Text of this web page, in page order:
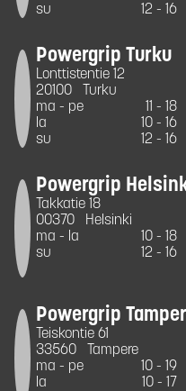
su
12 - 16
Powergrip Turku
Lonttistentie 12
20100
Turku
ma - pe
11 - 18
la
10 - 16
su
12 - 16
Powergrip
Takkatie 18
00370
Helsinki
ma - la
10 - 18
su
12 - 16
Powergrip
Teiskontie 61
33560
Tampere
ma - pe
10 - 19
la
10 - 17